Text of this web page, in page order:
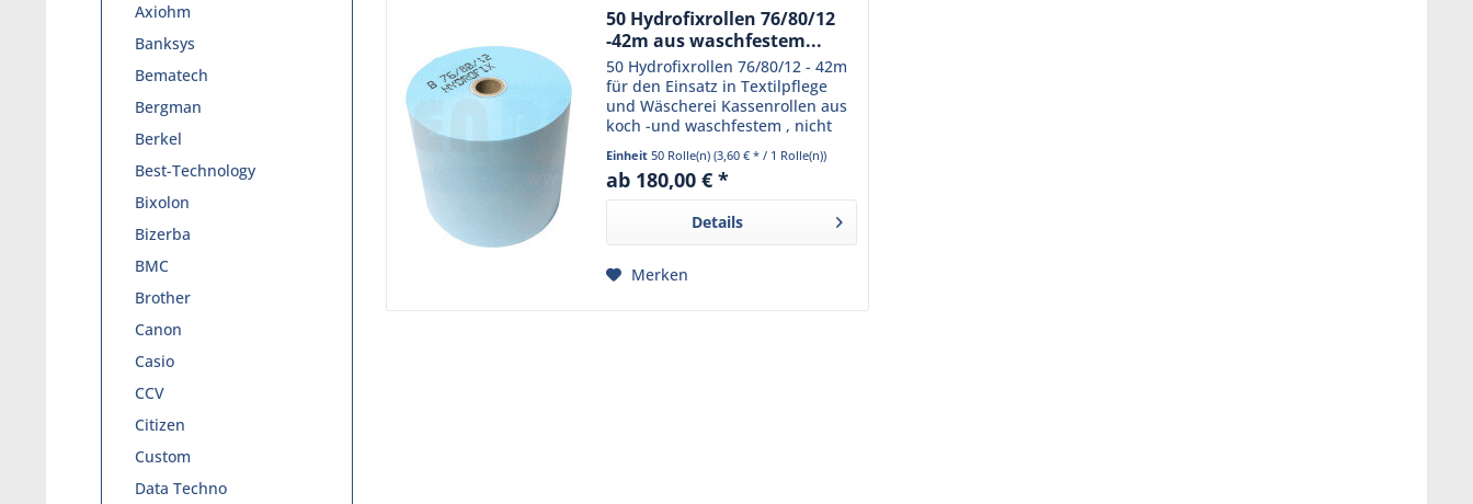
Axiohm
Banksys
Bematech
Bergman
Berkel
Best-Technology
Bixolon
Bizerba
BMC
Brother
Canon
Casio
CCV
Citizen
Custom
Data Techno
50 Hydrofixrollen 76/80/12
-42m aus waschfestem...
50 Hydrofixrollen 76/80/12 - 42m
für den Einsatz in Textilpflege
und Wäscherei Kassenrollen aus
koch -und waschfestem , nicht
Papier. Farbecht und absolut
reinigungsbeständig.
Einheit50 Rolle(n)(3,60 € * / 1 Rolle(n))
ab 180,00 € *
Details
Merken